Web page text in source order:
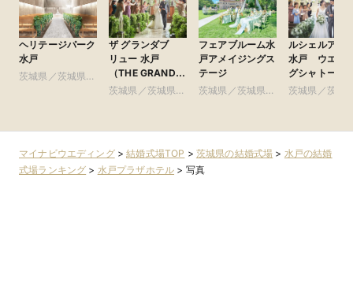
ヘリテージパーク
水戸
茨城県／茨城県全
ザ グランダブ
リュー 水戸
（THE GRANDW
MITO）
茨城県／茨城県全
フェアブルーム水
戸アメイジングス
テージ
茨城県／茨城県全
ルシェルアン
水戸 ウエデ
グシャトー
茨城県／茨城
マイナビウエディング>結婚式場TOP > 茨城県の結婚式場 > 水戸の結婚
式場ランキング > 水戸プラザホテル > 写真